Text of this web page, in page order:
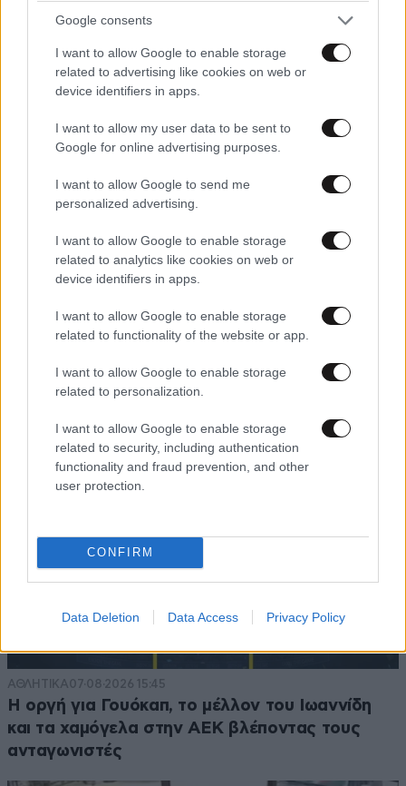
Google consents
I want to allow Google to enable storage
related to advertising like cookies on web or
device identifiers in apps.
I want to allow my user data to be sent to
Google for online advertising purposes.
I want to allow Google to send me
personalized advertising.
I want to allow Google to enable storage
related to analytics like cookies on web or
device identifiers in apps.
I want to allow Google to enable storage
related to functionality of the website or app.
I want to allow Google to enable storage
related to personalization.
I want to allow Google to enable storage
related to security, including authentication
functionality and fraud prevention, and other
user protection.
CONFIRM
Data Deletion Data Access Privacy Policy
Ο καιρός τον Δεκαπενταύγουστο: Πτώση της
θερμοκρασίας και ενίσχυση των ανέμων – Που
θα εκδηλωθούν καταιγίδες
ΑΘΛΗΤΙΚΑ07·08·2026 15:45
Η οργή για Γουόκαπ, το μέλλον του Ιωαννίδη
και τα χαμόγελα στην ΑΕΚ βλέποντας τους
ανταγωνιστές